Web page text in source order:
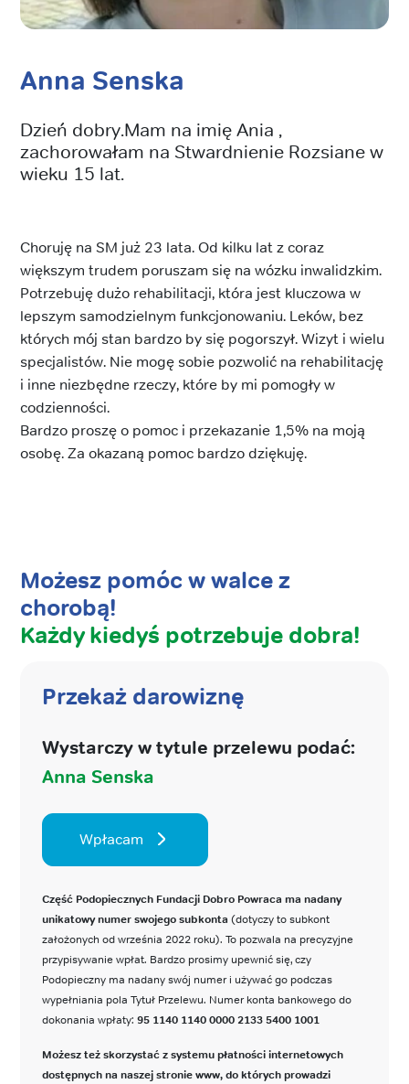
Anna Senska
Dzień dobry.Mam na imię Ania ,
zachorowałam na Stwardnienie Rozsiane w
wieku 15 lat.
Choruję na SM już 23 lata. Od kilku lat z coraz
większym trudem poruszam się na wózku inwalidzkim.
Potrzebuję dużo rehabilitacji, która jest kluczowa w
lepszym samodzielnym funkcjonowaniu. Leków, bez
których mój stan bardzo by się pogorszył. Wizyt i wielu
specjalistów. Nie mogę sobie pozwolić na rehabilitację
i inne niezbędne rzeczy, które by mi pomogły w
codzienności.
Bardzo proszę o pomoc i przekazanie 1,5% na moją
osobę. Za okazaną pomoc bardzo dziękuję.
Możesz pomóc w walce z
chorobą!
Każdy kiedyś potrzebuje dobra!
Przekaż darowiznę
Wystarczy w tytule przelewu podać:
Anna Senska
Wpłacam
Część Podopiecznych Fundacji Dobro Powraca ma nadany
unikatowy numer swojego subkonta (dotyczy to subkont
założonych od września 2022 roku). To pozwala na precyzyjne
przypisywanie wpłat. Bardzo prosimy upewnić się, czy
Podopieczny ma nadany swój numer i używać go podczas
wypełniania pola Tytuł Przelewu. Numer konta bankowego do
dokonania wpłaty: 95 1140 1140 0000 2133 5400 1001
Możesz też skorzystać z systemu płatności internetowych
dostępnych na naszej stronie www, do których prowadzi